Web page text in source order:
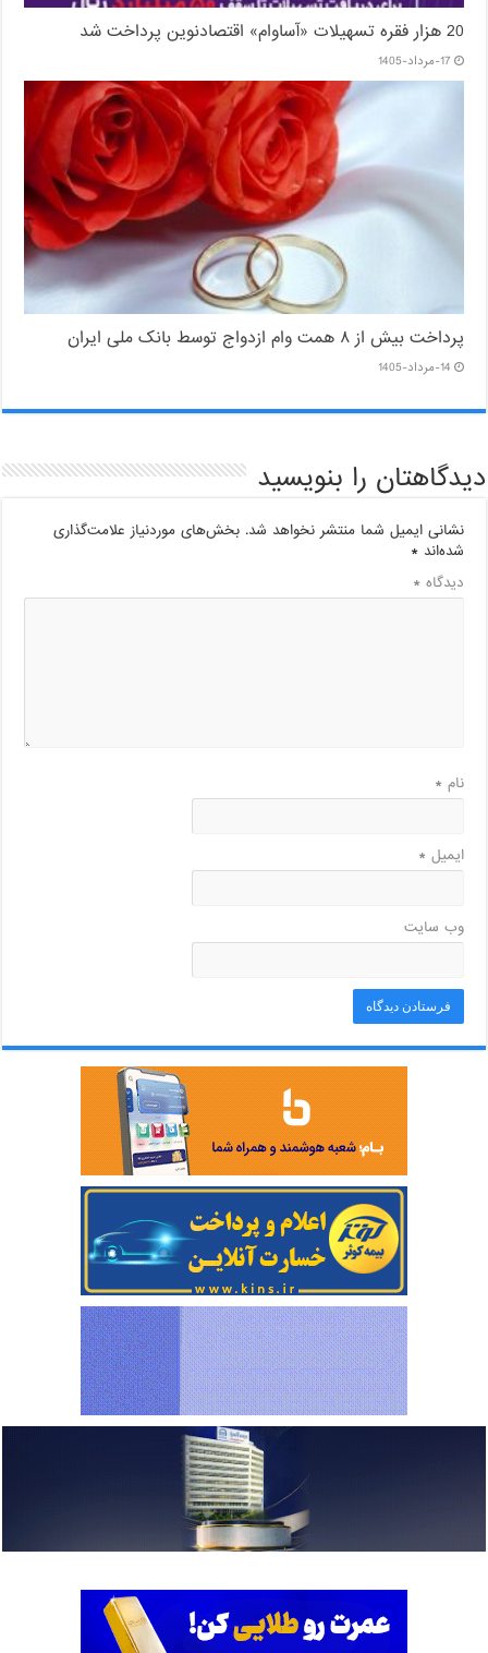
20 هزار فقره تسهیلات «آساوام» اقتصادنوین پرداخت شد
17-مرداد-1405
پرداخت بیش از ۸ همت وام ازدواج توسط بانک ملی ایران
14-مرداد-1405
دیدگاهتان را بنویسید
نشانی ایمیل شما منتشر نخواهد شد. بخش‌های موردنیاز علامت‌گذاری
شده‌اند*
دیدگاه*
نام*
ایمیل*
وب‌ سایت